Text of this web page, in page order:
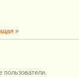
»
пользователи.